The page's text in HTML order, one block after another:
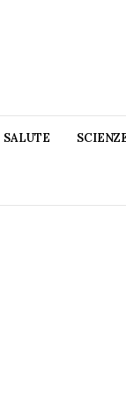
SALUTE